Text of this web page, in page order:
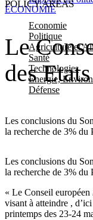
POLICY AREAS
Economie
Politique
Agriculture et
Santé
Technologies
Energie,
Défense
Le
des
Les conclusions du
la recherche de 3% du
ÉCONOMIE
Les conclusions du
la recherche de 3% du
« Le Conseil européen
visant à atteindre ,
printemps des 23-24